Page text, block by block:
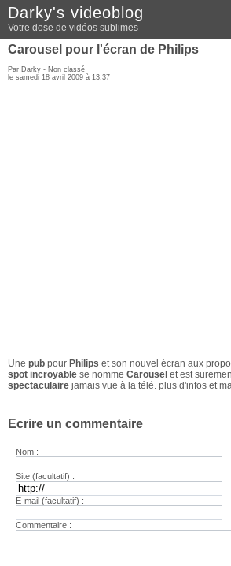
Darky's videoblog
Votre dose de vidéos sublimes
Carousel pour l'écran de Philips
Par Darky - Non classé
le samedi 18 avril 2009 à 13:37
Une pub pour Philips et son nouvel écran aux
spot incroyable se nomme Carousel et est
spectaculaire jamais vue à la télé. plus d'infos et
Ecrire un commentaire
Nom :
Site (facultatif) :
E-mail (facultatif) :
Commentaire :